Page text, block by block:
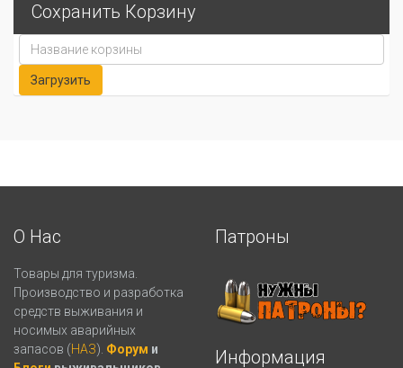
Сохранить Корзину
О Нас
Товары для туризма.
Производство и разработка
средств выживания и
носимых аварийных
запасов (НАЗ). Форум и
Патроны
Информация